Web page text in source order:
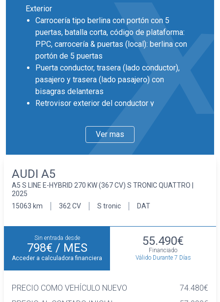
Exterior
Carrocería tipo berlina con portón con 5
puertas, batalla corta, código de plataforma:
PPC, carrocería & puertas (local): berlina con
portón de 5 puertas
Puerta conductor, trasera (lado conductor),
pasajero y trasera (lado pasajero) con
bisagras delanteras
Retrovisor exterior del conductor y
desempañable
Retrovisores plegables
ancho 48,3, 20,3 y 45T
Faros con lente elipsoidal, bombilla LED y luz
Pintura solida
Cinco plazas ( 2+3 )
Asientos de tela (material principal) y de tela
(material secundario)
Asiento delantero del conductor y
altura y manual de dos direcciones
Ver mas
AUDI A5
A5 S LINE E-HYBRID 270 KW (367 CV) S TRONIC QUATTRO |
2025
15063 km
362 CV S tronic DAT
Sin entrada desde
798€ / MES
Acceder a calculadora financiera
55.490€
Financiado
Válido Durante 7 Días
PRECIO COMO VEHÍCULO NUEVO
74.480€